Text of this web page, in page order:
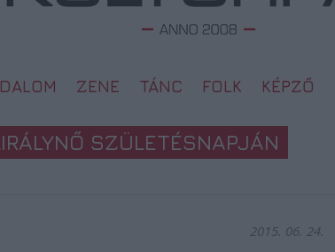
ZENE TÁNC FOLK KÉPZŐ
SZÜLETÉSNAPJÁN
2015. 06. 24.